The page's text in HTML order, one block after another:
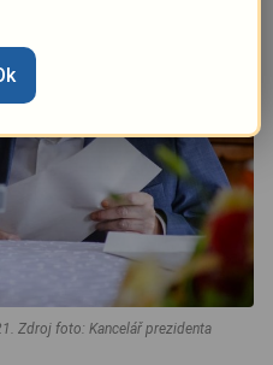
Zdroj foto: Kancelář prezidenta